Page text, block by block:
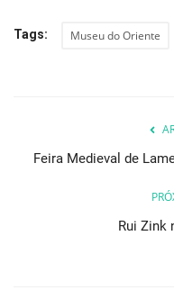
Tags: Museu do Oriente
Feira Medieval de
Rui Zink